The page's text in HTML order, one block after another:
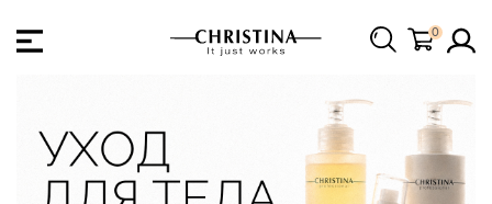
0